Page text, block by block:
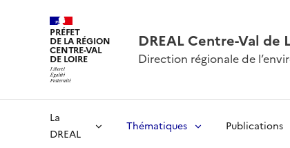
PRÉFET
DE LA RÉGION
CENTRE-VAL
DE LOIRE
DREAL Centre-Val de
Direction régionale de
La
DREAL
Thématiques Publications